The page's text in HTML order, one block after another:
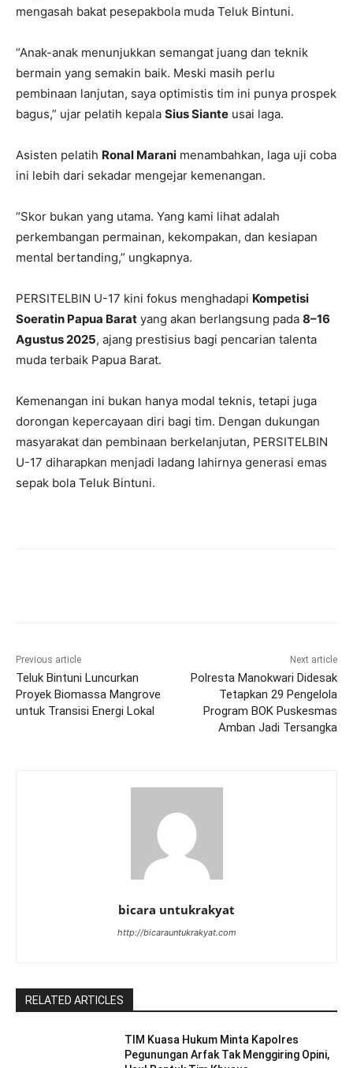
mengasah bakat pesepakbola muda Teluk Bintuni.
“Anak-anak menunjukkan semangat juang dan teknik
bermain yang semakin baik. Meski masih perlu
pembinaan lanjutan, saya optimistis tim ini punya prospek
bagus,” ujar pelatih kepala Sius Siante usai laga.
Asisten pelatih Ronal Marani menambahkan, laga uji coba
ini lebih dari sekadar mengejar kemenangan.
“Skor bukan yang utama. Yang kami lihat adalah
perkembangan permainan, kekompakan, dan kesiapan
mental bertanding,” ungkapnya.
PERSITELBIN U-17 kini fokus menghadapi Kompetisi
Soeratin Papua Barat yang akan berlangsung pada 8–16
Agustus 2025, ajang prestisius bagi pencarian talenta
muda terbaik Papua Barat.
Kemenangan ini bukan hanya modal teknis, tetapi juga
dorongan kepercayaan diri bagi tim. Dengan dukungan
masyarakat dan pembinaan berkelanjutan, PERSITELBIN
U-17 diharapkan menjadi ladang lahirnya generasi emas
sepak bola Teluk Bintuni.
Previous article
Teluk Bintuni Luncurkan
Proyek Biomassa Mangrove
untuk Transisi Energi Lokal
Next article
Polresta Manokwari Didesak
Tetapkan 29 Pengelola
Program BOK Puskesmas
Amban Jadi Tersangka
bicara untukrakyat
http://bicarauntukrakyat.com
RELATED ARTICLES
TIM Kuasa Hukum Minta Kapolres
Pegunungan Arfak Tak Menggiring Opini,